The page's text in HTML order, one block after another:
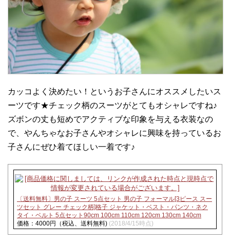
カッコよく決めたい！というお子さんにオススメしたいス
ーツです★チェック柄のスーツがとてもオシャレですね♪
ズボンの丈も短めでアクティブな印象を与える衣装なの
で、やんちゃなお子さんやオシャレに興味を持っているお
子さんにぜひ着てほしい一着です♪
〔送料無料〕男の子 スーツ 5点セット 男の子 フォーマル[3ピース スー
ツセット グレー チェック柄]格子 ジャケット・ベスト・パンツ・ネク
タイ・ベルト 5点セット90cm 100cm 110cm 120cm 130cm 140cm
価格：4000円（税込、送料無料) (2018/4/15時点)